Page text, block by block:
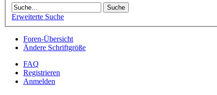
Erweiterte Suche
Foren-Übersicht
Ändere Schriftgröße
FAQ
Registrieren
Anmelden